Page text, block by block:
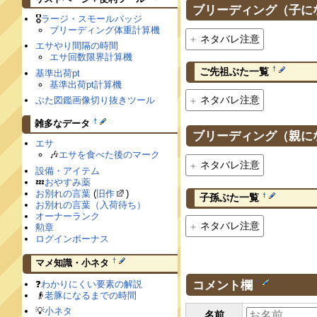
ブリーディング（子に
ネタバレ注意
ご先祖ぶた一覧 †
ネタバレ注意
ブリーディング（親に
ネタバレ注意
子孫ぶた一覧 †
ネタバレ注意
コメント欄 †
🎖ラージ・スモールバッジ
ブリーディング体重計算機
エサやり間隔の時間
エサ回数限界計算機
基準出荷pt
基準出荷pt計算機
ぶた図鑑画像切り抜きツール
雑多なデータ †
エサ
🎶エサを食べた後のマーク
設備・アイテム
💤おやすみ薬
お別れの言葉 (旧作
)
お別れの言葉（入荷待ち）
オーナーランク
勲章
ログインボーナス
マメ知識・小ネタ †
❓わかりにくい要素の解説
👴老豚になるまでの時間
💡小ネタ